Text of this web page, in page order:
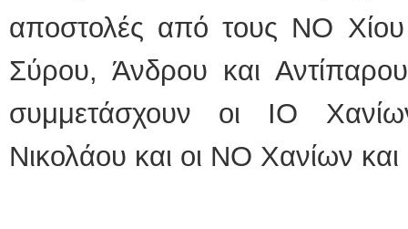
αποστολές από τους ΝΟ
Σύρου, Άνδρου και
συμμετάσχουν οι ΙΟ
Νικολάου και οι ΝΟ Χανίων και